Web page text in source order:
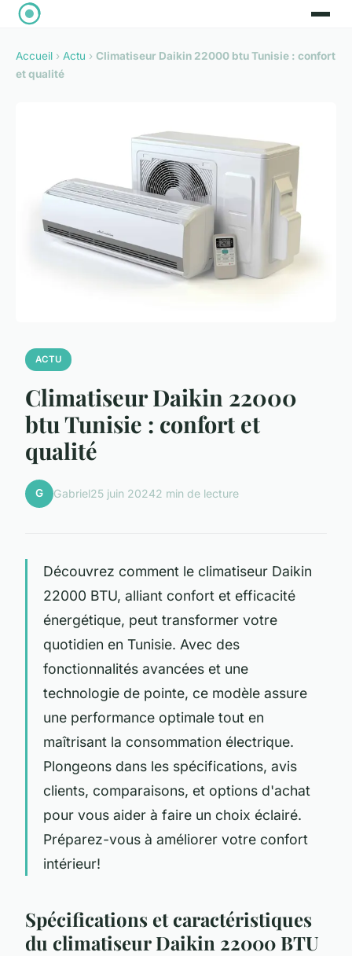
Accueil › Actu › Climatiseur Daikin 22000 btu Tunisie : confort
et qualité
ACTU
Climatiseur Daikin 22000
btu Tunisie : confort et
qualité
G Gabriel25 juin 20242 min de lecture
Découvrez comment le climatiseur Daikin
22000 BTU, alliant confort et efficacité
énergétique, peut transformer votre
quotidien en Tunisie. Avec des
fonctionnalités avancées et une
technologie de pointe, ce modèle assure
une performance optimale tout en
maîtrisant la consommation électrique.
Plongeons dans les spécifications, avis
clients, comparaisons, et options d'achat
pour vous aider à faire un choix éclairé.
Préparez-vous à améliorer votre confort
intérieur!
Spécifications et caractéristiques
du climatiseur Daikin 22000 BTU